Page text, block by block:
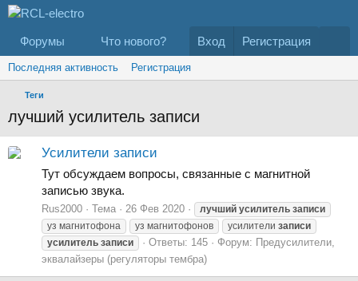
Форумы Что нового? Вход Регистрация
Последняя активность Регистрация
Теги
лучший усилитель записи
Усилители записи
Тут обсуждаем вопросы, связанные с магнитной
записью звука.
Rus2000 Тема 26 Фев 2020 лучший усилитель записи
уз магнитофона
уз магнитофонов усилители записи
усилитель записи Ответы: 145 Форум: Предусилители,
эквалайзеры (регуляторы тембра)